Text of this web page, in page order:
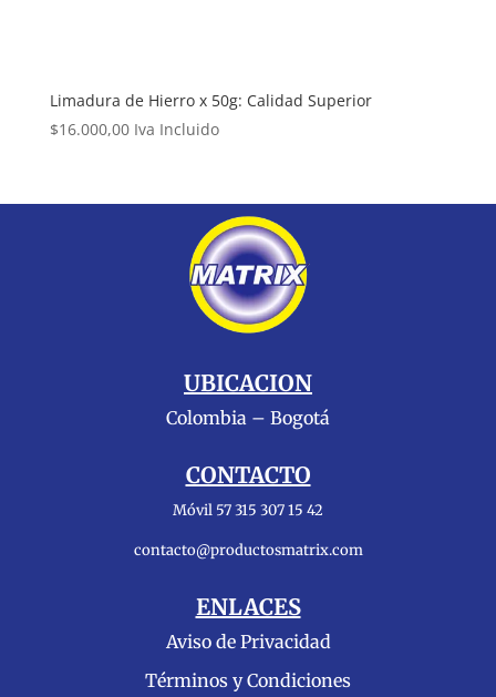
Limadura de Hierro x 50g: Calidad Superior
$16.000,00 Iva Incluido
UBICACION
Colombia – Bogotá
CONTACTO
Móvil 57 315 307 15 42
contacto@productosmatrix.com
ENLACES
Aviso de Privacidad
Términos y Condiciones